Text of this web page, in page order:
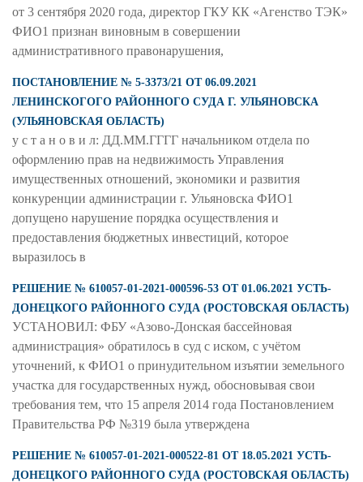
от 3 сентября 2020 года, директор ГКУ КК «Агенство ТЭК»
ФИО1 признан виновным в совершении
административного правонарушения,
ПОСТАНОВЛЕНИЕ № 5-3373/21 ОТ 06.09.2021
ЛЕНИНСКОГОГО РАЙОННОГО СУДА Г. УЛЬЯНОВСКА
(УЛЬЯНОВСКАЯ ОБЛАСТЬ)
у с т а н о в и л: ДД.ММ.ГГГГ начальником отдела по
оформлению прав на недвижимость Управления
имущественных отношений, экономики и развития
конкуренции администрации г. Ульяновска ФИО1
допущено нарушение порядка осуществления и
предоставления бюджетных инвестиций, которое
выразилось в
РЕШЕНИЕ № 610057-01-2021-000596-53 ОТ 01.06.2021 УСТЬ-
ДОНЕЦКОГО РАЙОННОГО СУДА (РОСТОВСКАЯ ОБЛАСТЬ)
УСТАНОВИЛ: ФБУ «Азово-Донская бассейновая
администрация» обратилось в суд с иском, с учётом
уточнений, к ФИО1 о принудительном изъятии земельного
участка для государственных нужд, обосновывая свои
требования тем, что 15 апреля 2014 года Постановлением
Правительства РФ №319 была утверждена
РЕШЕНИЕ № 610057-01-2021-000522-81 ОТ 18.05.2021 УСТЬ-
ДОНЕЦКОГО РАЙОННОГО СУДА (РОСТОВСКАЯ ОБЛАСТЬ)